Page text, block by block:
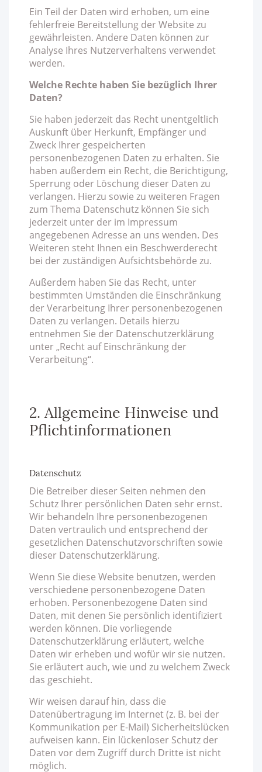
Ein Teil der Daten wird erhoben, um eine
fehlerfreie Bereitstellung der Website zu
gewährleisten. Andere Daten können zur
Analyse Ihres Nutzerverhaltens verwendet
werden.
Welche Rechte haben Sie bezüglich Ihrer
Daten?
Sie haben jederzeit das Recht unentgeltlich
Auskunft über Herkunft, Empfänger und
Zweck Ihrer gespeicherten
personenbezogenen Daten zu erhalten. Sie
haben außerdem ein Recht, die Berichtigung,
Sperrung oder Löschung dieser Daten zu
verlangen. Hierzu sowie zu weiteren Fragen
zum Thema Datenschutz können Sie sich
jederzeit unter der im Impressum
angegebenen Adresse an uns wenden. Des
Weiteren steht Ihnen ein Beschwerderecht
bei der zuständigen Aufsichtsbehörde zu.
Außerdem haben Sie das Recht, unter
bestimmten Umständen die Einschränkung
der Verarbeitung Ihrer personenbezogenen
Daten zu verlangen. Details hierzu
entnehmen Sie der Datenschutzerklärung
unter „Recht auf Einschränkung der
Verarbeitung“.
2. Allgemeine Hinweise und
Pflichtinformationen
Datenschutz
Die Betreiber dieser Seiten nehmen den
Schutz Ihrer persönlichen Daten sehr ernst.
Wir behandeln Ihre personenbezogenen
Daten vertraulich und entsprechend der
gesetzlichen Datenschutzvorschriften sowie
dieser Datenschutzerklärung.
Wenn Sie diese Website benutzen, werden
verschiedene personenbezogene Daten
erhoben. Personenbezogene Daten sind
Daten, mit denen Sie persönlich identifiziert
werden können. Die vorliegende
Datenschutzerklärung erläutert, welche
Daten wir erheben und wofür wir sie nutzen.
Sie erläutert auch, wie und zu welchem Zweck
das geschieht.
Wir weisen darauf hin, dass die
Datenübertragung im Internet (z. B. bei der
Kommunikation per E-Mail) Sicherheitslücken
aufweisen kann. Ein lückenloser Schutz der
Daten vor dem Zugriff durch Dritte ist nicht
möglich.